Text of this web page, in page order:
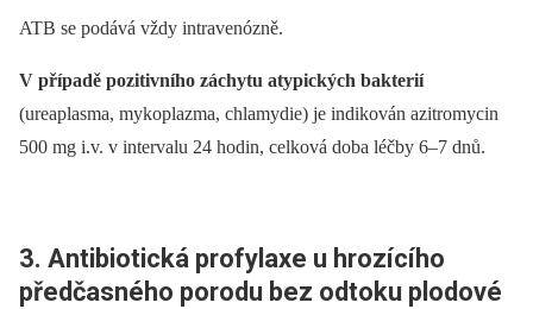
ATB se podává vždy intravenózně.
V případě pozitivního záchytu atypických bakterií
(ureaplasma, mykoplazma, chlamydie) je indikován azitromycin
500 mg i.v. v intervalu 24 hodin, celková doba léčby 6–7 dnů.
3. Antibiotická profylaxe u hrozícího
předčasného porodu bez odtoku plodové